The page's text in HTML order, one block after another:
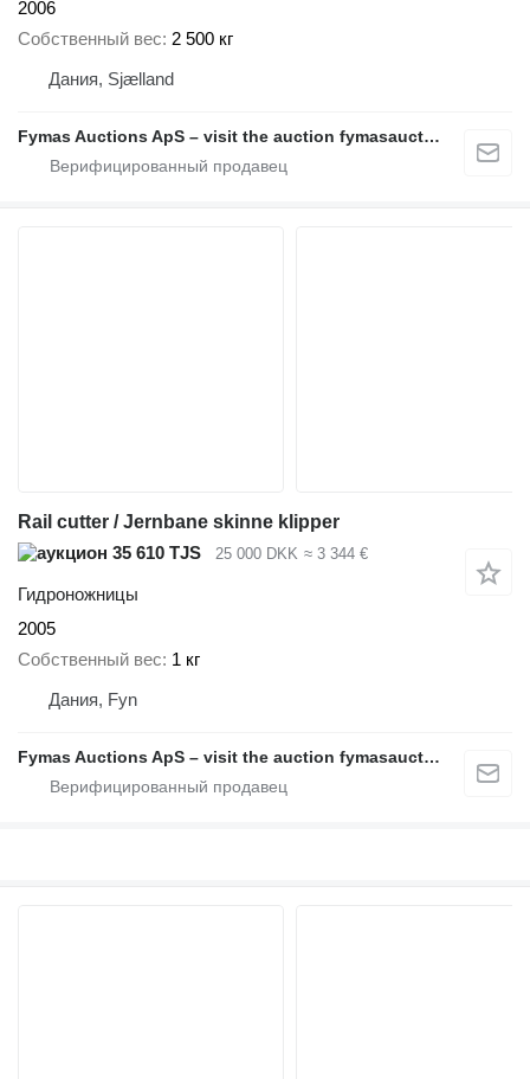
2006
Собственный вес 2 500 кг
Дания, Sjælland
Fymas Auctions ApS – visit the auction fymasauctions.dk
Rail cutter / Jernbane skinne klipper
35 610 TJS
25 000 DKK ≈ 3 344 €
Гидроножницы
2005
Собственный вес 1 кг
Дания, Fyn
Fymas Auctions ApS – visit the auction fymasauctions.dk